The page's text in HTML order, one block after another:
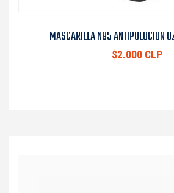
MASCARILLA N95 ANTIPOLUCION
$2.000 CLP